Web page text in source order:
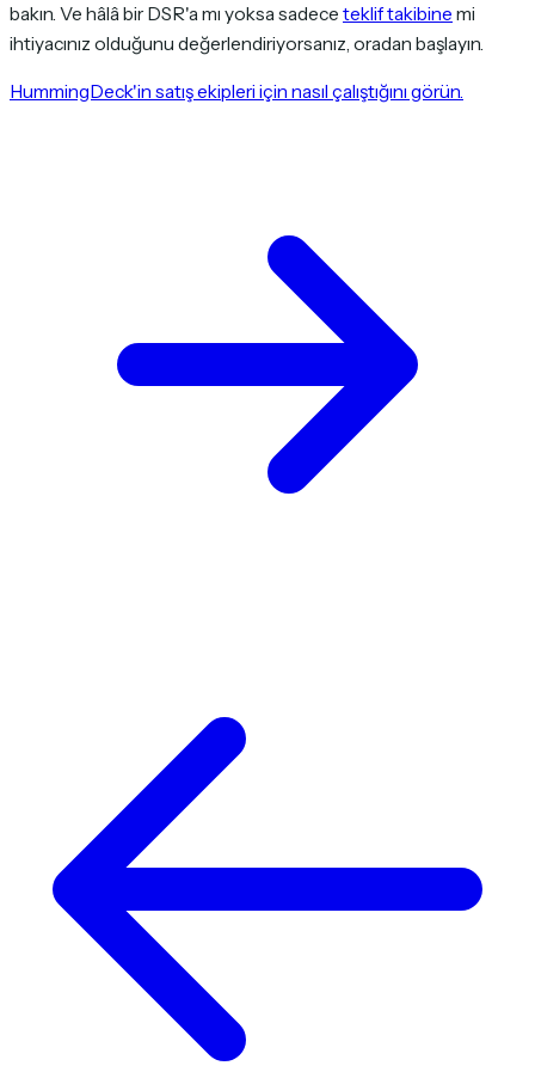
bakın. Ve hâlâ bir DSR'a mı yoksa sadece teklif takibine mi
ihtiyacınız olduğunu değerlendiriyorsanız, oradan başlayın.
HummingDeck'in satış ekipleri için nasıl çalıştığını görün.